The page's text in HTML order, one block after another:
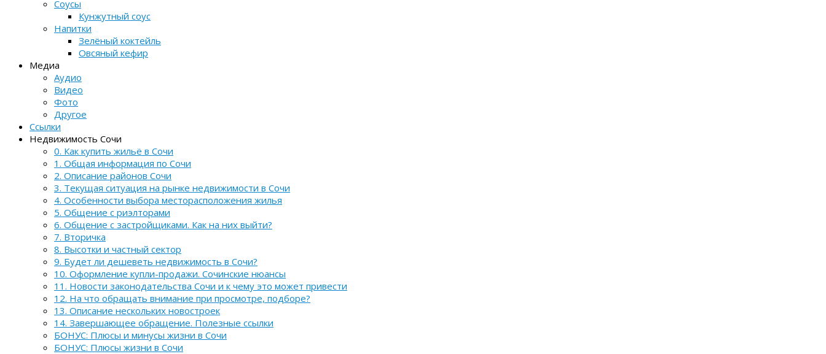
Соусы
Кунжутный соус
Напитки
Зелёный коктейль
Овсяный кефир
Медиа
Аудио
Видео
Фото
Другое
Ссылки
Недвижимость Сочи
0. Как купить жильё в Сочи
1. Общая информация по Сочи
2. Описание районов Сочи
3. Текущая ситуация на рынке недвижимости в Сочи
4. Особенности выбора месторасположения жилья
5. Общение с риэлторами
6. Общение с застройщиками. Как на них выйти?
7. Вторичка
8. Высотки и частный сектор
9. Будет ли дешеветь недвижимость в Сочи?
10. Оформление купли-продажи. Сочинские нюансы
11. Новости законодательства Сочи и к чему это может привести
12. На что обращать внимание при просмотре, подборе?
13. Описание нескольких новостроек
14. Завершающее обращение. Полезные ссылки
БОНУС: Плюсы и минусы жизни в Сочи
БОНУС: Плюсы жизни в Сочи